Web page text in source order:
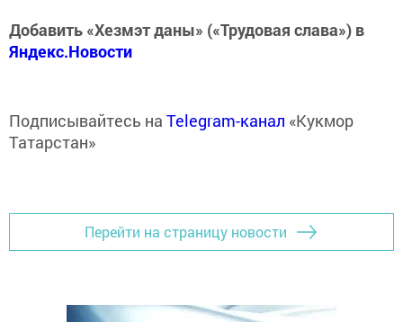
Добавить «Хезмэт даны» («Трудовая слава») в
Яндекс.Новости
Подписывайтесь на Telegram-канал «Кукмор
Татарстан»
Перейти на страницу новости